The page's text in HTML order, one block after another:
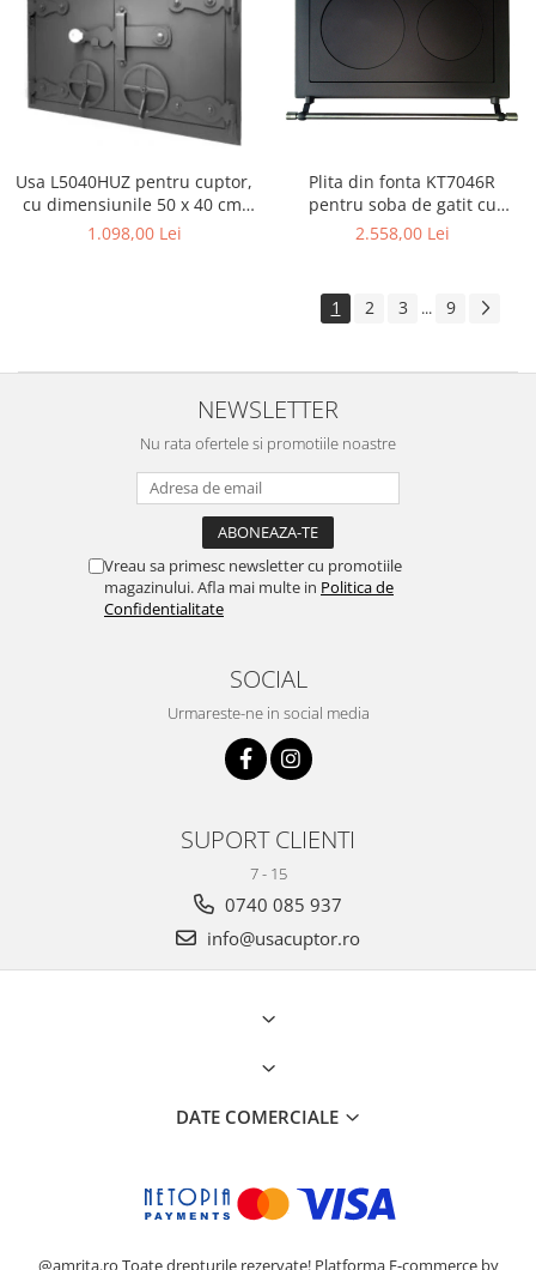
Usa L5040HUZ pentru cuptor,
cu dimensiunile 50 x 40 cm,
prevazut cu grila
1.098,00 Lei
Plita din fonta KT7046R
pentru soba de gatit cu
dimensiunile 70 x 46 cm,
2.558,00 Lei
1 2 3 ... 9
NEWSLETTER
Nu rata ofertele si promotiile noastre
Vreau sa primesc newsletter cu promotiile
magazinului. Afla mai multe in Politica de
Confidentialitate
SOCIAL
Urmareste-ne in social media
SUPORT CLIENTI
7 - 15
0740 085 937
info@usacuptor.ro
DATE COMERCIALE
@amrita.ro Toate drepturile rezervate! Platforma E-commerce by